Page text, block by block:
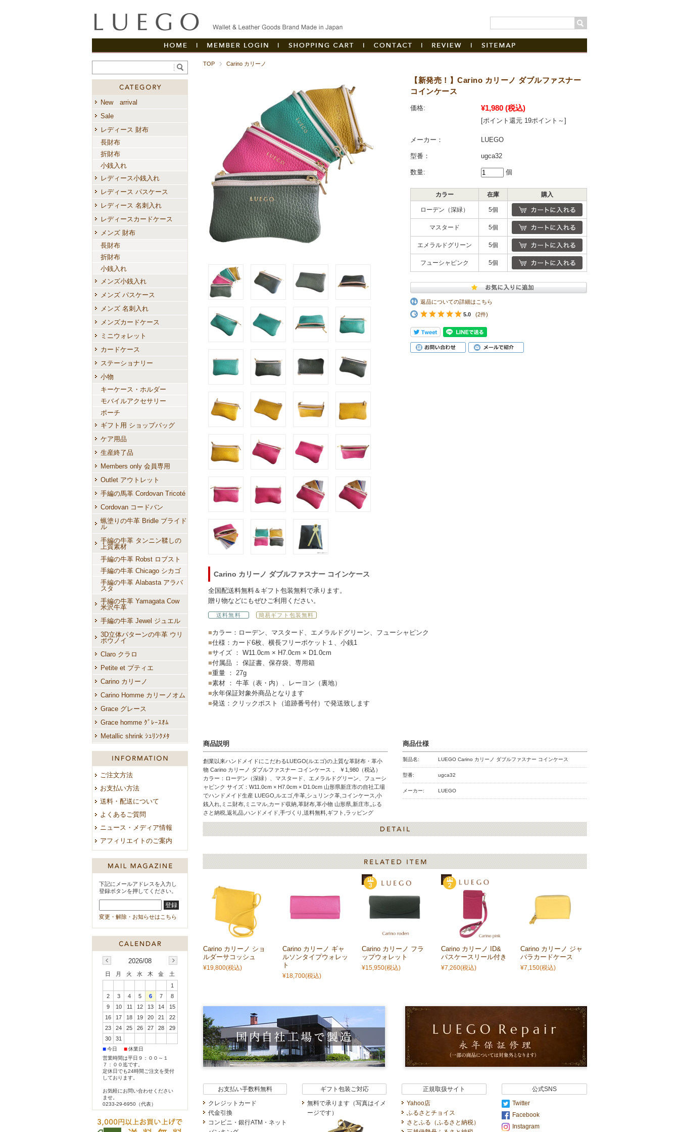
創業以来ハンドメイドにこだわる 日本製革財布・革小物ブランド
HOME
マイページへログイン カートを見る お問い合わせ お客様の声
TOP Carino カリーノ
【新発売！】Carino カリーノ ダブルファスナー
コインケース
価格: ¥1,980 (税込)
[ポイント還元 19ポイント～]
メーカー： LUEGO
型番： ugca32
数量: 個
カラー 在庫 購入
ローデン（深緑） 5個
マスタード 5個
エメラルドグリーン 5個
フューシャピンク 5個
返品についての詳細はこちら
5.0 (2件)
Carino カリーノ ダブルファスナー コインケース
全国配送料無料＆ギフト包装無料で承ります。
贈り物などにもぜひご利用ください。
送料無料 簡易ギフト包装無料
■カラー：ローデン、マスタード、エメラルドグリーン、フューシャピンク
■仕様：カード6枚、横長フリーポケット１、小銭1
■サイズ ： W11.0cm × H7.0cm × D1.0cm
■付属品 ： 保証書、保存袋、専用箱
■重量 ： 27g
■素材 ： 牛革（表・内）、レーヨン（裏地）
■永年保証対象外商品となります
■発送：クリックポスト（追跡番号付）で発送致します
商品説明
創業以来ハンドメイドにこだわるLUEGO(ルエゴ)の上質な革財布・革小
物 Carino カリーノ ダブルファスナー コインケース 。 ￥1,980（税込）
カラー：ローデン（深緑）、マスタード、エメラルドグリーン、フューシ
ャピンク サイズ：W11.0cm × H7.0cm × D1.0cm 山形県新庄市の自社工場
でハンドメイド生産 LUEGO,ルエゴ,牛革,シュリンク革,コインケース,小
銭入れ,ミニ財布,ミニマル,カード収納,革財布,革小物 山形県,新庄市,ふる
さと納税,返礼品,ハンドメイド,手づくり,送料無料,ギフト,ラッピング
商品仕様
製品名: LUEGO Carino カリーノ ダブルファスナー コインケース
型番: ugca32
メーカー: LUEGO
Carino カリーノ ショ
ルダーサコッシュ
¥19,800(税込)
Carino カリーノ ギャ
ルソンタイプウォレッ
ト
¥18,700(税込)
Carino カリーノ フラ
ップウォレット
¥15,950(税込)
Carino カリーノ ID&
パスケースリール付き
¥7,260(税込)
Carino カリーノ ジャ
バラカードケース
¥7,150(税込)
お支払い手数料無料
クレジットカード
代金引換
コンビニ・銀行ATM・ネット
ギフト包装ご対応
無料で承ります（写真はイメ
ージです）
正規取扱サイト
Yahoo店
ふるさとチョイス
さとふる（ふるさと納税）
公式SNS
Twitter
Facebook
Instagram
New arrival
Sale
レディース 財布
長財布
折財布
小銭入れ
レディース小銭入れ
レディース パスケース
レディース 名刺入れ
レディースカードケース
メンズ 財布
長財布
折財布
小銭入れ
メンズ小銭入れ
メンズ パスケース
メンズ 名刺入れ
メンズカードケース
ミニウォレット
カードケース
ステーショナリー
小物
キーケース・ホルダー
モバイルアクセサリー
ポーチ
ギフト用 ショップバッグ
ケア用品
生産終了品
Members only 会員専用
Outlet アウトレット
手編の馬革 Cordovan Tricoté
Cordovan コードバン
蝋塗りの牛革 Bridle ブライド
ル
手編の牛革 タンニン鞣しの
上質素材
手編の牛革 Robst ロブスト
手編の牛革 Chicago シカゴ
手編の牛革 Alabasta アラバ
スタ
手編の牛革 Yamagata Cow
米沢牛革
手編の牛革 Jewel ジュエル
3D立体パターンの牛革 ウリ
ボウノイ
Claro クラロ
Petite et プティエ
Carino カリーノ
Carino Homme カリーノオム
Grace グレース
Grace homme ｸﾞﾚｰｽｵﾑ
Metallic shrink ｼｭﾘﾝｸﾒﾀ
ご注文方法
お支払い方法
送料・配送について
よくあるご質問
ニュース・メディア情報
アフィリエイトのご案内
下記にメールアドレスを入力し
登録ボタンを押してください。
変更・解除・お知らせはこちら
2026/08
日 月 火 水 木 金
土
1
2
3 4 5 6 7
8
9
10 11 12 13 14
15
16
17 18 19 20 21
22
23
24 25 26 27 28
29
30
31
■今日 ■休業日
営業時間は平日９：００～１
７：００迄です。
定休日でも24時間ご注文を受付
しております。
お気軽にお問い合わせください
ませ。
0233-29-6950（代表）